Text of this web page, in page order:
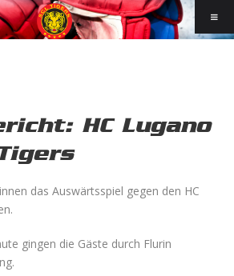
HC Lugano
das Auswärtsspiel gegen den HC
gingen die Gäste durch Flurin